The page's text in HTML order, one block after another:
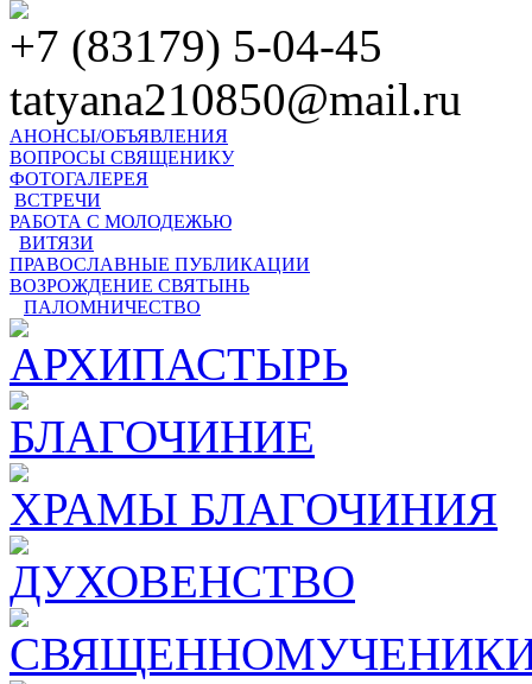
+7 (83179) 5-04-45
tatyana210850@mail.ru
АНОНСЫ/ОБЪЯВЛЕНИЯ
ВОПРОСЫ СВЯЩЕНИКУ
ФОТОГАЛЕРЕЯ
ВСТРЕЧИ
РАБОТА С МОЛОДЕЖЬЮ
ВИТЯЗИ
ПРАВОСЛАВНЫЕ ПУБЛИКАЦИИ
ВОЗРОЖДЕНИЕ СВЯТЫНЬ
ПАЛОМНИЧЕСТВО
АРХИПАСТЫРЬ
БЛАГОЧИНИЕ
ХРАМЫ БЛАГОЧИНИЯ
ДУХОВЕНСТВО